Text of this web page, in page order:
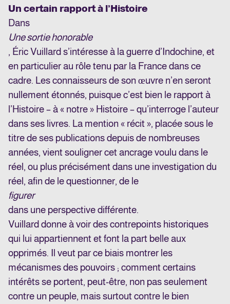
Un certain rapport à l’Histoire
Dans
Une sortie honorable
, Éric Vuillard s’intéresse à la guerre d’Indochine, et
en particulier au rôle tenu par la France dans ce
cadre. Les connaisseurs de son œuvre n’en seront
nullement étonnés, puisque c’est bien le rapport à
l’Histoire – à « notre » Histoire – qu’interroge l’auteur
dans ses livres. La mention « récit », placée sous le
titre de ses publications depuis de nombreuses
années, vient souligner cet ancrage voulu dans le
réel, ou plus précisément dans une investigation du
réel, afin de le questionner, de le
figurer
dans une perspective différente.
Vuillard donne à voir des contrepoints historiques
qui lui appartiennent et font la part belle aux
opprimés. Il veut par ce biais montrer les
mécanismes des pouvoirs ; comment certains
intérêts se portent, peut-être, non pas seulement
contre un peuple, mais surtout contre le bien